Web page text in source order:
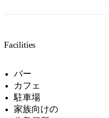
Facilities
バー
カフェ
駐車場
家族向けの